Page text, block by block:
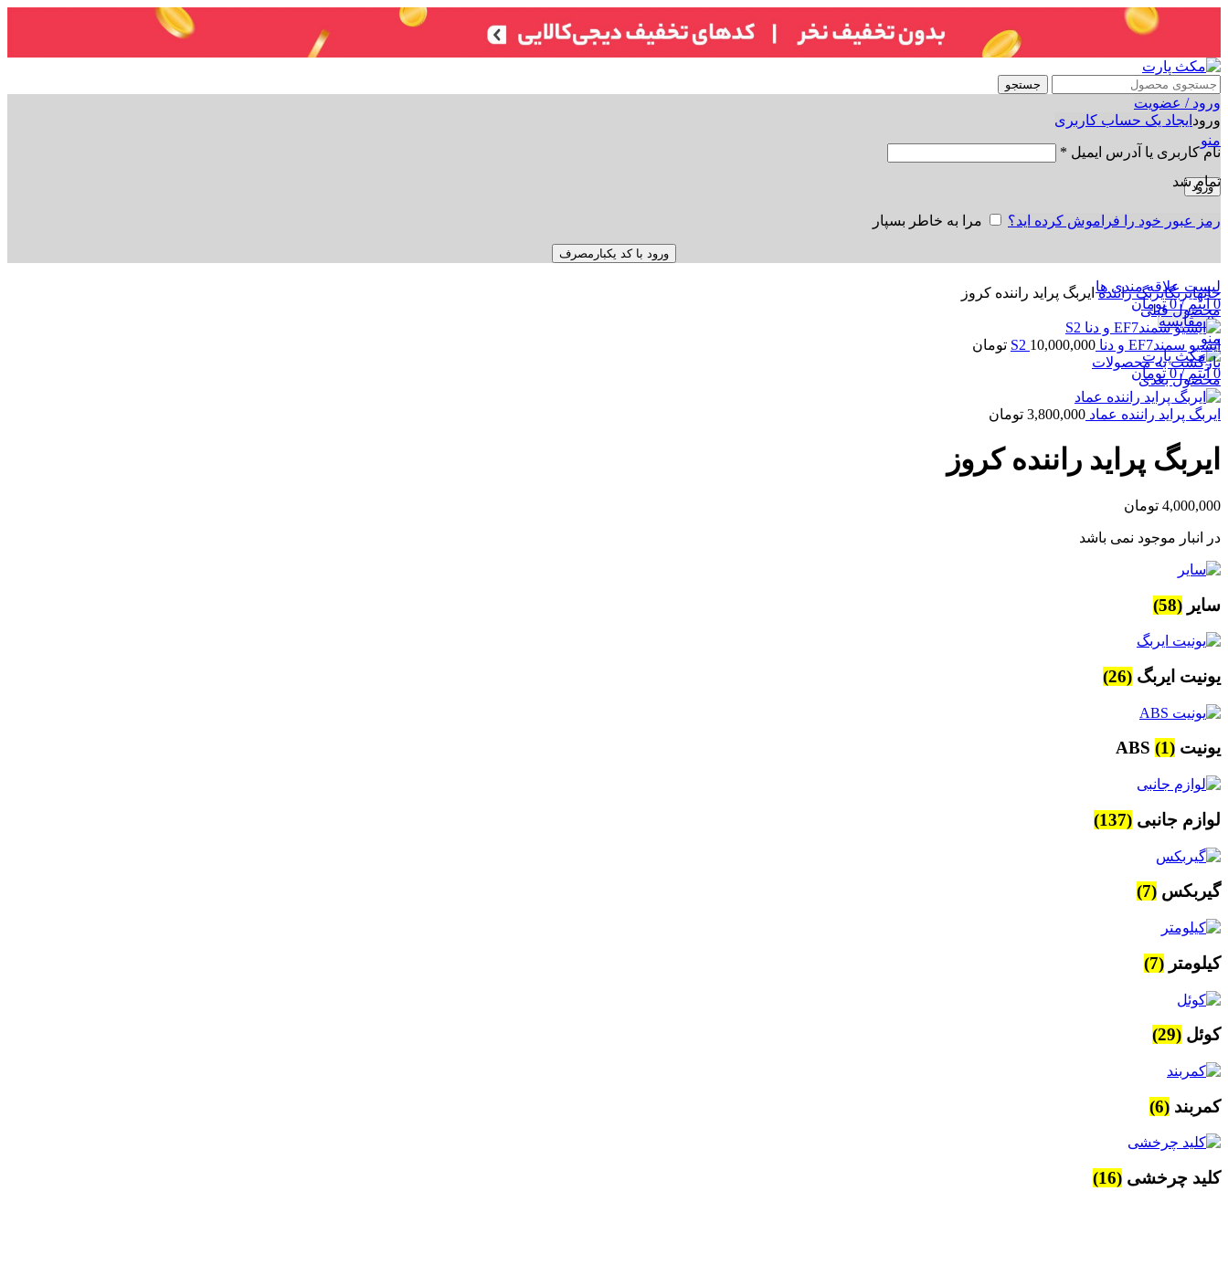
جستجو
ورود / عضویت
ورود ایجاد یک حساب کاربری
نام کاربری یا آدرس ایمیل *
ورود
رمز عبور خود را فراموش کرده اید؟ مرا به خاطر بسپار
ورود با کد یکبارمصرف
لیست علاقه مندی ها
0 آیتم /
0 تومان
0 مقایسه
منو
0 آیتم /
0 تومان
منو
تمام شد
خانهایربگایربگ رانندهایربگ پراید راننده کروز
محصول قبلی
ایسیو سمندEF7 و دنا S2 10,000,000
تومان
بازگشت به محصولات
محصول بعدی
ایربگ پراید راننده عماد 3,800,000 تومان
ایربگ پراید راننده کروز
4,000,000 تومان
در انبار موجود نمی باشد
سایر (58)
یونیت ایربگ (26)
یونیت ABS (1)
لوازم جانبی (137)
گیربکس (7)
کیلومتر (7)
کوئل (29)
کمربند (6)
کلید چرخشی (16)